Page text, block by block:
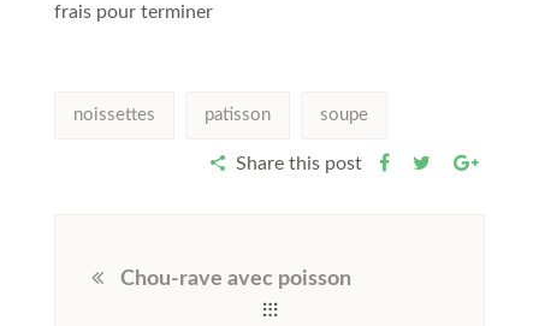
frais pour terminer
noissettes patisson soupe
Share this post
Chou-rave avec poisson